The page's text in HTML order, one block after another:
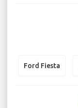
Ford Fiesta